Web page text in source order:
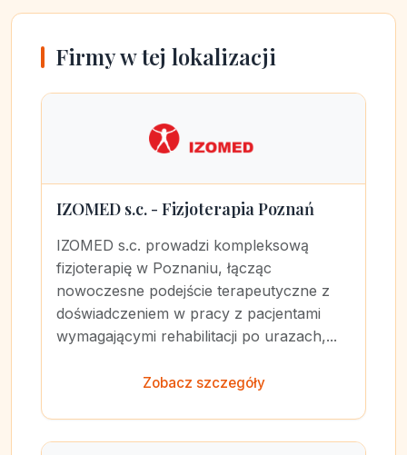
Firmy w tej lokalizacji
IZOMED s.c. - Fizjoterapia Poznań
IZOMED s.c. prowadzi kompleksową
fizjoterapię w Poznaniu, łącząc
nowoczesne podejście terapeutyczne z
doświadczeniem w pracy z pacjentami
wymagającymi rehabilitacji po urazach,...
Zobacz szczegóły